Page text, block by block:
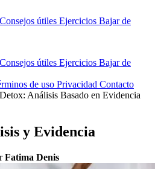
Consejos útiles Ejercicios Bajar de
Consejos útiles Ejercicios Bajar de
de uso Privacidad Contacto
Análisis Basado en Evidencia
y Evidencia
Fatima Denis